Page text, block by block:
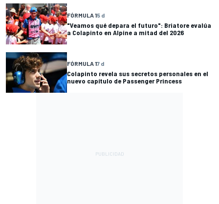
FÓRMULA 15 d
"Veamos qué depara el futuro": Briatore evalúa
a Colapinto en Alpine a mitad del 2026
FÓRMULA 17 d
Colapinto revela sus secretos personales en el
nuevo capítulo de Passenger Princess